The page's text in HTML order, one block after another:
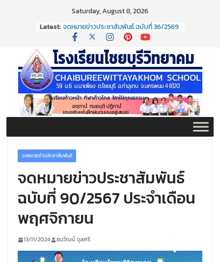
Saturday, August 8, 2026
Latest: จดหมายข่าวประชาสัมพันธ์ ฉบับที่ 36/2569
ประจำเดือนมิถุนายน 2569
กิจกรรมวันสุนทรภู่ ประจำปี ๒๕๖๙
จดหมายข่าวประชาสัมพันธ์ ฉบับที่ 38/2569
ประจำเดือนมิถุนายน 2569
จดหมายข่าวประชาสัมพันธ์ ฉบับที่ 37/2569
ประจำเดือนมิถุนายน 2569
จดหมายข่าวประชาสัมพันธ์
จดหมายข่าวประชาสัมพันธ์
ฉบับที่ 90/2567 ประจำเดือน
พฤศจิกายน
13/11/2024 ธนวัฒน์ จุลศรี